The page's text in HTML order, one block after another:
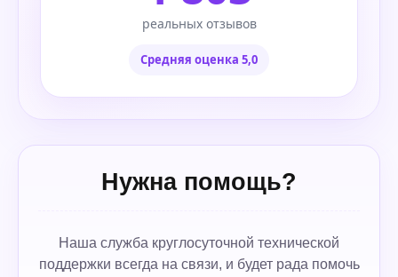
реальных отзывов
Средняя оценка 5,0
Нужна помощь?
Наша служба круглосуточной технической
поддержки всегда на связи, и будет рада помочь